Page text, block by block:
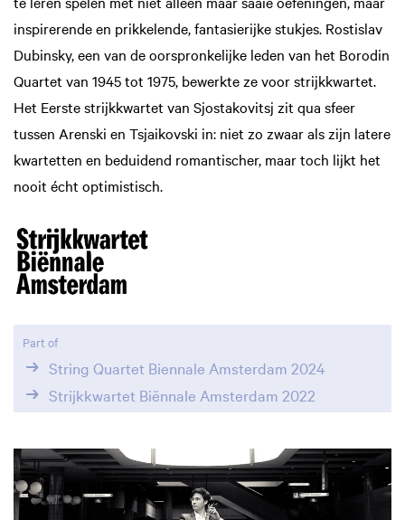
inspirerende en prikkelende, fantasierijke stukjes. Rostislav
Dubinsky, een van de oorspronkelijke leden van het Borodin
Quartet van 1945 tot 1975, bewerkte ze voor strijkkwartet.
Het Eerste strijkkwartet van Sjostakovitsj zit qua sfeer
tussen Arenski en Tsjaikovski in: niet zo zwaar als zijn latere
kwartetten en beduidend romantischer, maar toch lijkt het
nooit écht optimistisch.
Part of
String Quartet Biennale Amsterdam 2024
Strijkkwartet Biënnale Amsterdam 2022